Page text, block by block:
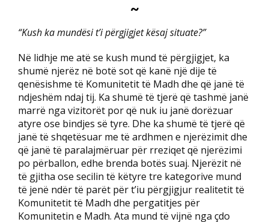
~
“Kush ka mundësi t’i përgjigjet kësaj situate?”
Në lidhje me atë se kush mund të përgjigjet, ka
shumë njerëz në botë sot që kanë një dije të
qenësishme të Komunitetit të Madh dhe që janë të
ndjeshëm ndaj tij. Ka shumë të tjerë që tashmë janë
marrë nga vizitorët por që nuk iu janë dorëzuar
atyre ose bindjes së tyre. Dhe ka shumë të tjerë që
janë të shqetësuar me të ardhmen e njerëzimit dhe
që janë të paralajmëruar për rreziqet që njerëzimi
po përballon, edhe brenda botës suaj. Njerëzit në
të gjitha ose secilin të këtyre tre kategorive mund
të jenë ndër të parët për t’iu përgjigjur realitetit të
Komunitetit të Madh dhe pergatitjes për
Komunitetin e Madh. Ata mund të vijnë nga çdo